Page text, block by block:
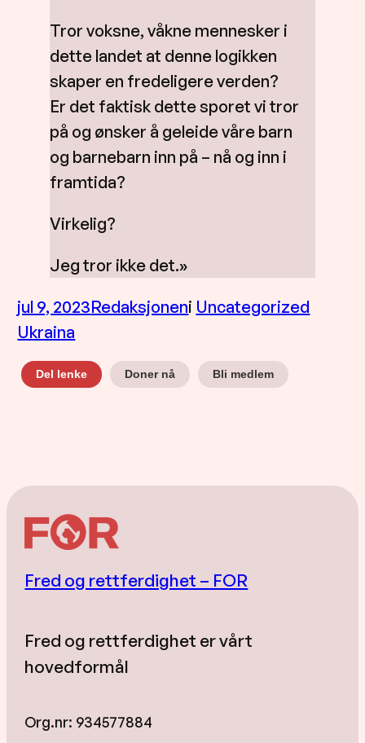
Tror voksne, våkne mennesker i
dette landet at denne logikken
skaper en fredeligere verden?
Er det faktisk dette sporet vi tror
på og ønsker å geleide våre barn
og barnebarn inn på – nå og inn i
framtida?
Virkelig?
Jeg tror ikke det.»
jul 9, 2023Redaksjoneni Uncategorized
Ukraina
Del lenke Doner nå Bli medlem
Fred og rettferdighet – FOR
Fred og rettferdighet er vårt
hovedformål
Org.nr: 934577884